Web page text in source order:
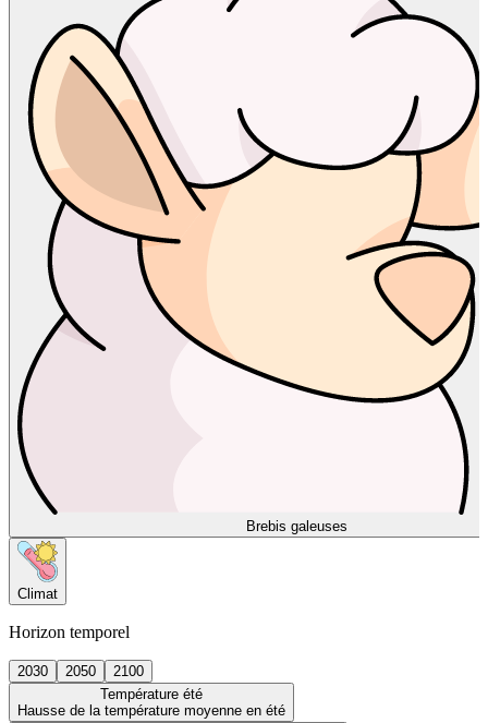
Brebis galeuses
Climat
Horizon temporel
2030 2050
2100
Température été
Hausse de la température moyenne en été